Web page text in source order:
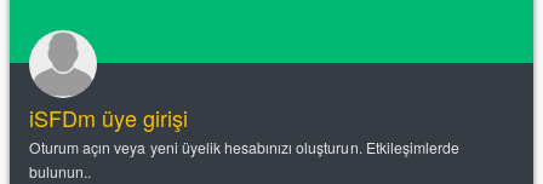
iSFDm üye girişi
Oturum açın veya yeni üyelik hesabınızı oluşturun. Etkileşimlerde
bulunun..